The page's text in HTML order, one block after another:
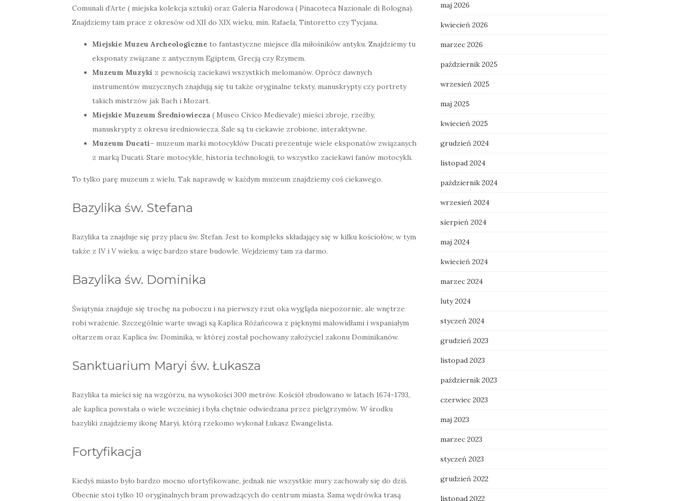
Comunali d’Arte ( miejska kolekcja sztuki) oraz Galeria Narodowa ( Pinacoteca Nazionale di Bologna).
Znajdziemy tam prace z okresów od XII do XIX wieku, min. Rafaela, Tintoretto czy Tycjana.
Miejskie Muzeu Archeologiczne to fantastyczne miejsce dla miłośników antyku. Znajdziemy tu
eksponaty związane z antycznym Egiptem, Grecją czy Rzymem.
Muzeum Muzyki z pewnością zaciekawi wszystkich melomanów. Oprócz dawnych
instrumentów muzycznych znajdują się tu także oryginalne teksty, manuskrypty czy portrety
takich mistrzów jak Bach i Mozart.
Miejskie Muzeum Średniowiecza ( Museo Civico Medievale) mieści zbroje, rzeźby,
manuskrypty z okresu średniowiecza. Sale są tu ciekawie zrobione, interaktywne.
Muzeum Ducati– muzeum marki motocyklów Ducati prezentuje wiele eksponatów związanych
z marką Ducati. Stare motocykle, historia technologii, to wszystko zaciekawi fanów motocykli.
To tylko parę muzeum z wielu. Tak naprawdę w każdym muzeum znajdziemy coś ciekawego.
Bazylika św. Stefana
Bazylika ta znajduje się przy placu św. Stefan. Jest to kompleks składający się w kilku kościołów, w tym
także z IV i V wieku, a więc bardzo stare budowle. Wejdziemy tam za darmo.
Bazylika św. Dominika
Świątynia znajduje się trochę na poboczu i na pierwszy rzut oka wygląda niepozornie, ale wnętrze
robi wrażenie. Szczególnie warte uwagi są Kaplica Różańcowa z pięknymi malowidłami i wspaniałym
ołtarzem oraz Kaplica św. Dominika, w której został pochowany założyciel zakonu Dominikanów.
Sanktuarium Maryi św. Łukasza
Bazylika ta mieści się na wzgórzu, na wysokości 300 metrów. Kościół zbudowano w latach 1674-1793,
ale kaplica powstała o wiele wcześniej i była chętnie odwiedzana przez pielgrzymów. W środku
bazyliki znajdziemy ikonę Maryi, którą rzekomo wykonał Łukasz Ewangelista.
Fortyfikacja
Kiedyś miasto było bardzo mocno ufortyfikowane, jednak nie wszystkie mury zachowały się do dziś.
Obecnie stoi tylko 10 oryginalnych bram prowadzących do centrum miasta. Sama wędrówka trasą
maj 2026
kwiecień 2026
marzec 2026
październik 2025
wrzesień 2025
maj 2025
kwiecień 2025
grudzień 2024
listopad 2024
październik 2024
wrzesień 2024
sierpień 2024
maj 2024
kwiecień 2024
marzec 2024
luty 2024
styczeń 2024
grudzień 2023
listopad 2023
październik 2023
czerwiec 2023
maj 2023
marzec 2023
styczeń 2023
grudzień 2022
listopad 2022